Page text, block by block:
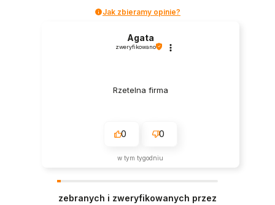
Jak zbieramy opinie?
Agata
zweryfikowano
Rzetelna firma
0 0
w tym tygodniu
zebranych i zweryfikowanych przez